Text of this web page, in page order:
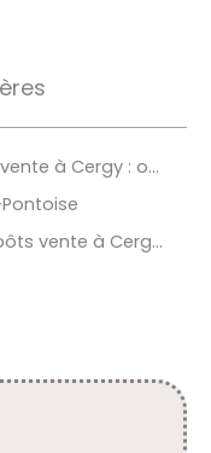
Associations et dépôts vente à Cergy : organisez votre tri
Les associations et dépôts vente à Cergy Pontoise